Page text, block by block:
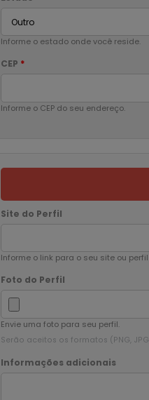
Informe o estado onde você reside.
CEP *
Informe o CEP do seu endereço.
Site do Perfil
Informe o link para o seu site ou
Foto do Perfil
Envie uma foto para seu perfil.
Serão aceitos os formatos (PNG, JPG,
Informações adicionais